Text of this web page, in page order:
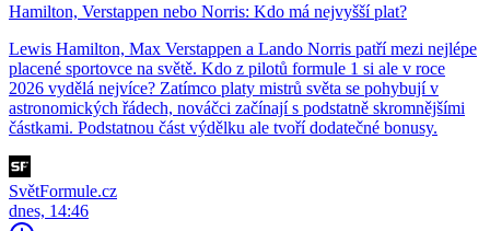
Hamilton, Verstappen nebo Norris: Kdo má nejvyšší plat?
Lewis Hamilton, Max Verstappen a Lando Norris patří mezi nejlépe
placené sportovce na světě. Kdo z pilotů formule 1 si ale v roce
2026 vydělá nejvíce? Zatímco platy mistrů světa se pohybují v
astronomických řádech, nováčci začínají s podstatně skromnějšími
částkami. Podstatnou část výdělku ale tvoří dodatečné bonusy.
SvětFormule.cz
dnes, 14:46